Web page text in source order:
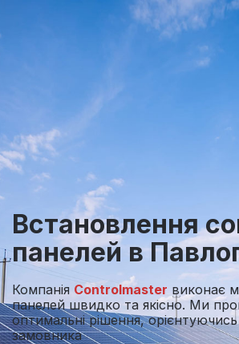
Встановлення
панелей в
Компанія Controlmaster виконає
панелей швидко та якісно. Ми
оптимальні рішення,
замовника